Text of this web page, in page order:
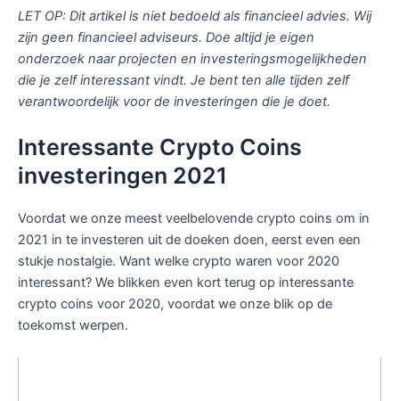
LET OP: Dit artikel is niet bedoeld als financieel advies. Wij
zijn geen financieel adviseurs. Doe altijd je eigen
onderzoek naar projecten en investeringsmogelijkheden
die je zelf interessant vindt. Je bent ten alle tijden zelf
verantwoordelijk voor de investeringen die je doet.
Interessante Crypto Coins
investeringen 2021
Voordat we onze meest veelbelovende crypto coins om in
2021 in te investeren uit de doeken doen, eerst even een
stukje nostalgie. Want welke crypto waren voor 2020
interessant? We blikken even kort terug op interessante
crypto coins voor 2020, voordat we onze blik op de
toekomst werpen.